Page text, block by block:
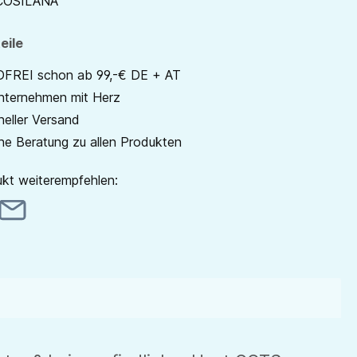
schon ab 99,-€ DE + AT
mit Herz
Versand
Beratung zu allen Produkten
weiterempfehlen: